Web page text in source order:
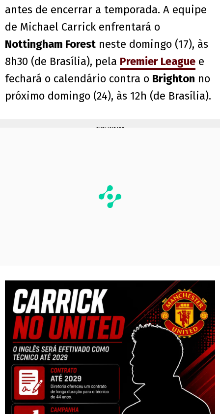
antes de encerrar a temporada. A equipe
de Michael Carrick enfrentará o
Nottingham Forest neste domingo (17), às
8h30 (de Brasília), pela Premier League e
fechará o calendário contra o Brighton no
próximo domingo (24), às 12h (de Brasília).
PUBLICIDADE